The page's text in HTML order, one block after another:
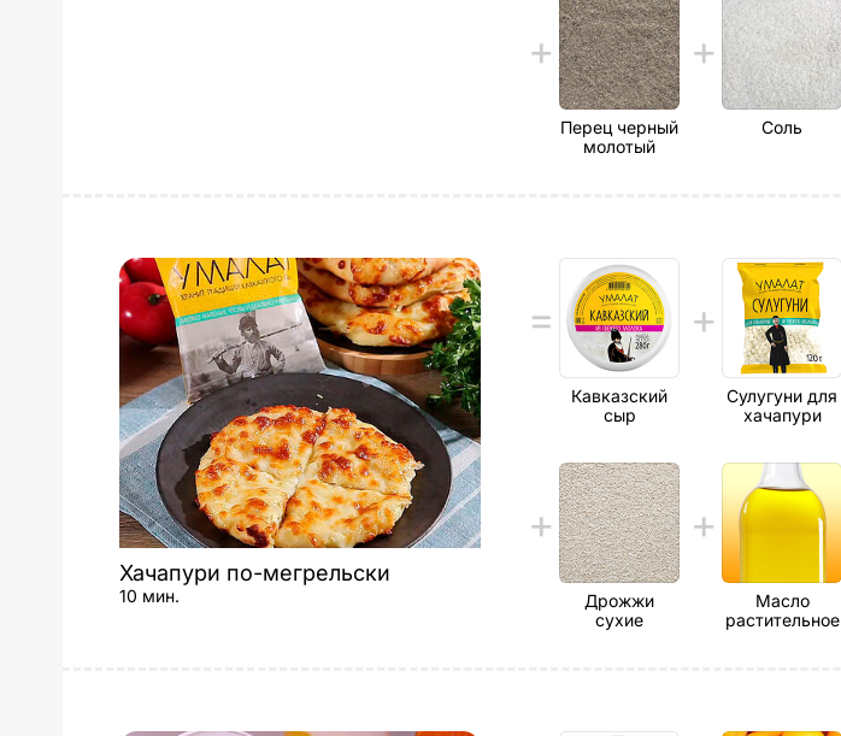
Перец черный
молотый
Соль
Хачапури по-мегрельски
10 мин.
Кавказский
сыр
Сулугуни для
хачапури
Дрожжи
сухие
Масло
растительное